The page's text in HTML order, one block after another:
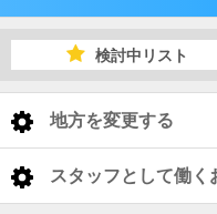
大阪府
検討中リスト
地方を変更する
< 全国トップ
スタッフとして働く